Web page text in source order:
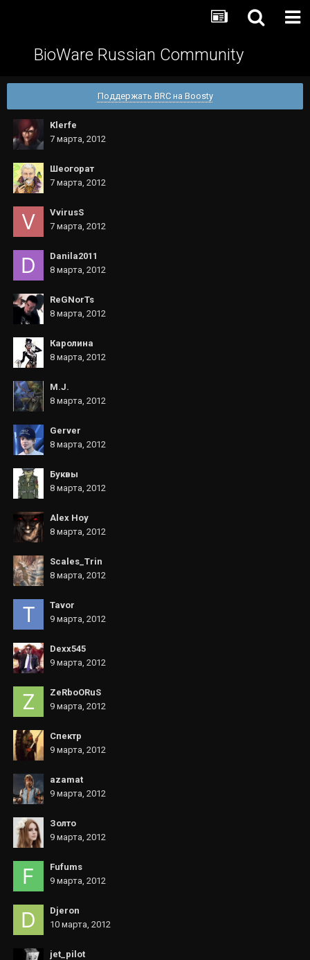
BioWare Russian Community
Поддержать BRC на Boosty
Klerfe
7 марта, 2012
Шеогорат
7 марта, 2012
VvirusS
7 марта, 2012
Danila2011
8 марта, 2012
ReGNorTs
8 марта, 2012
Каролина
8 марта, 2012
M.J.
8 марта, 2012
Gerver
8 марта, 2012
Буквы
8 марта, 2012
Alex Hoy
8 марта, 2012
Scales_Trin
8 марта, 2012
Tavor
9 марта, 2012
Dexx545
9 марта, 2012
ZeRboORuS
9 марта, 2012
Спектр
9 марта, 2012
azamat
9 марта, 2012
Золто
9 марта, 2012
Fufums
9 марта, 2012
Djeron
10 марта, 2012
jet_pilot